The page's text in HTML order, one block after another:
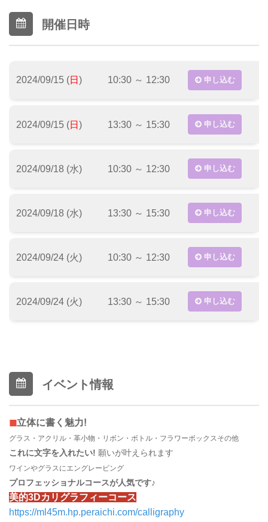
開催日時
2024/09/15 (日 ) 10:30 ～ 12:30 申し込む
2024/09/15 (日 ) 13:30 ～ 15:30 申し込む
2024/09/18 (水) 10:30 ～ 12:30 申し込む
2024/09/18 (水) 13:30 ～ 15:30 申し込む
2024/09/24 (火) 10:30 ～ 12:30 申し込む
2024/09/24 (火) 13:30 ～ 15:30 申し込む
イベント情報
◼立体に書く魅力!
グラス・アクリル・革小物・リボン・ボトル・フラワーボックスその他
これに文字を入れたい! 願いが叶えられます
ワインやグラスにエングレービング
プロフェッショナルコースが人気です♪
美的3Dカリグラフィーコース
https://ml45m.hp.peraichi.com/calligraphy